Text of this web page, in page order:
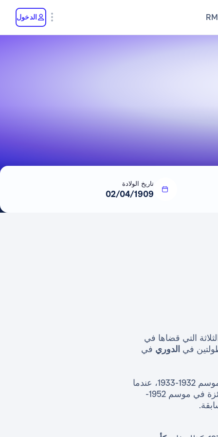
الدخول
تاريخ الولادة
02/04/1909
الثلاثة التي قضاها في
في الدوري في
أحد أفضل المهاجمين في إسبانيا، وهو ما بدا جلياً في موسم 1932-1933، عندما
للاعب مدريديستا مع 16 هدفاً في 14 مباراة. تم إطلاق هذه الجائزة في موسم 1952-